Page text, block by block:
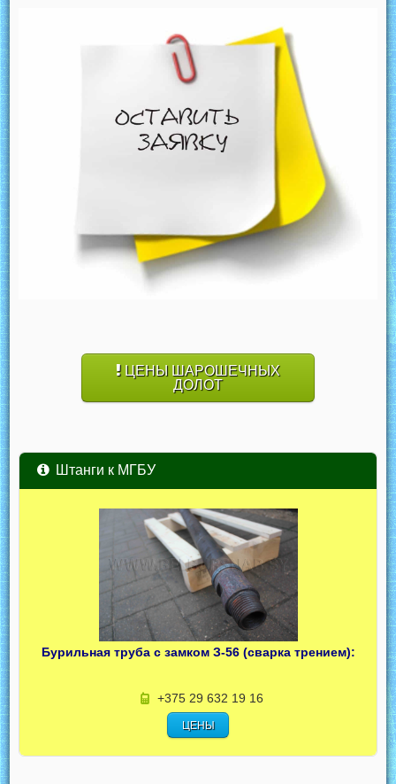
ЦЕНЫ ШАРОШЕЧНЫХ
ДОЛОТ
Штанги к МГБУ
Бурильная труба с замком З-56 (сварка трением):
+375 29 632 19 16
ЦЕНЫ